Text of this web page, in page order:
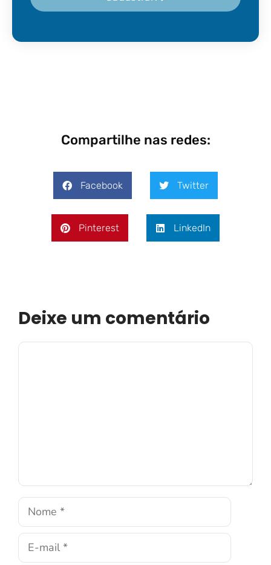
Compartilhe nas redes:
Facebook Twitter
Pinterest LinkedIn
Deixe um comentário